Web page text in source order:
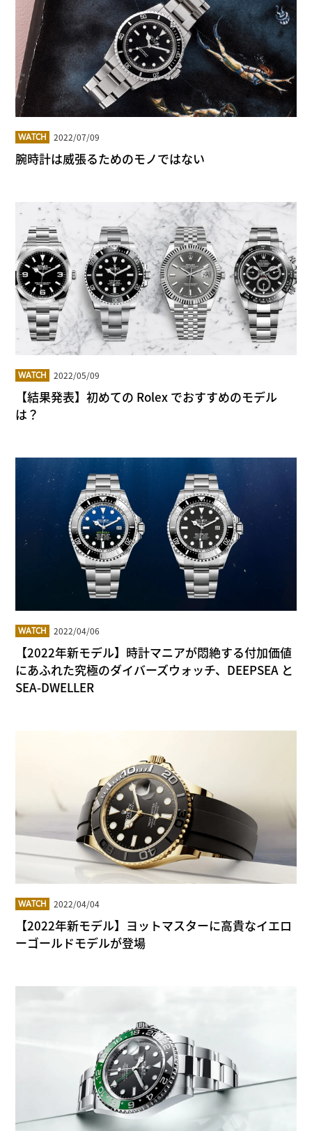
WATCH 2022/07/09
腕時計は威張るためのモノではない
WATCH 2022/05/09
【結果発表】初めての Rolex でおすすめのモデル
は？
WATCH 2022/04/06
【2022年新モデル】時計マニアが悶絶する付加価値
にあふれた究極のダイバーズウォッチ、DEEPSEA と
SEA-DWELLER
WATCH 2022/04/04
【2022年新モデル】ヨットマスターに高貴なイエロ
ーゴールドモデルが登場